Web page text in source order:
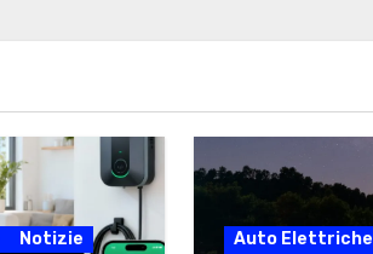
Notizie
Auto Elettriche